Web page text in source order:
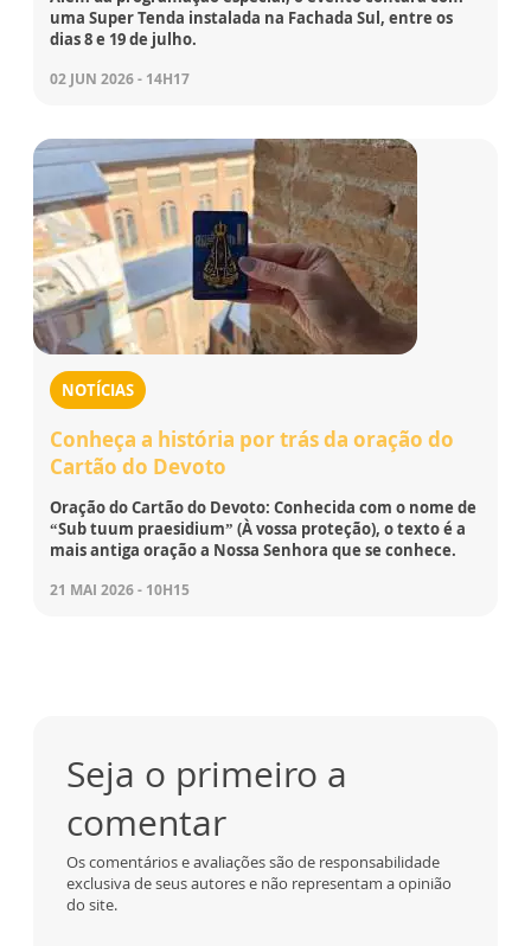
uma Super Tenda instalada na Fachada Sul, entre os
dias 8 e 19 de julho.
02 JUN 2026 - 14H17
NOTÍCIAS
Conheça a história por trás da oração do
Cartão do Devoto
Oração do Cartão do Devoto: Conhecida com o nome de
“Sub tuum praesidium” (À vossa proteção), o texto é a
mais antiga oração a Nossa Senhora que se conhece.
21 MAI 2026 - 10H15
Seja o primeiro a
comentar
Os comentários e avaliações são de responsabilidade
exclusiva de seus autores e não representam a opinião
do site.